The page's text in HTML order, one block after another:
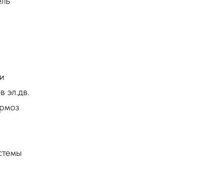
эл.дв.